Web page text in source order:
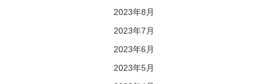
2023年8月
2023年7月
2023年6月
2023年5月